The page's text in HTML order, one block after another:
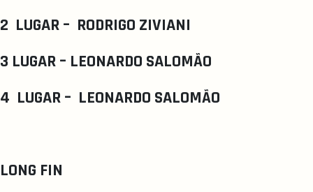
2 LUGAR – RODRIGO ZIVIANI
3 LUGAR – LEONARDO SALOMÃO
4 LUGAR – LEONARDO SALOMÃO
LONG FIN